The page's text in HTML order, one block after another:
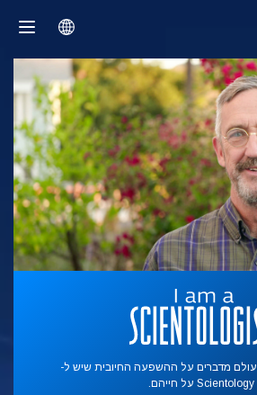
מדברים על ההשפעה החיובית שיש ל-
Scientology על חייהם.